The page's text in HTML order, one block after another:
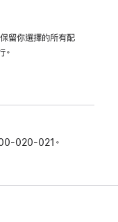
保留你選擇的所有配
。
020-021。